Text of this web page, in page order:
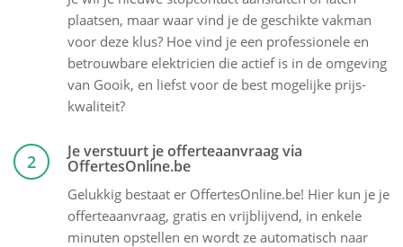
plaatsen, maar waar vind je de geschikte vakman
voor deze klus? Hoe vind je een professionele en
betrouwbare elektricien die actief is in de omgeving
van Gooik, en liefst voor de best mogelijke prijs-
kwaliteit?
2 Je verstuurt je offerteaanvraag via
OffertesOnline.be
Gelukkig bestaat er OffertesOnline.be! Hier kun je je
offerteaanvraag, gratis en vrijblijvend, in enkele
minuten opstellen en wordt ze automatisch naar